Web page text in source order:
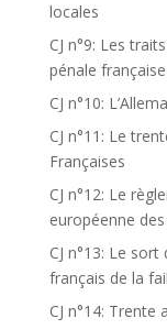
locales
CJ n°9: Les
pénale française
CJ n°10:
CJ n°11: Le
Françaises
CJ n°12: Le
européenne
CJ n°13: Le
français de la
CJ n°14: